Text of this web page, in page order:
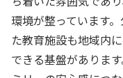
環境が整っています
た教育施設も地域内
できる基盤がありま